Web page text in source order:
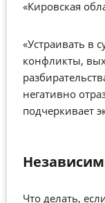
«Кировская
«Устраивать в
конфликты,
негативно
подчеркивает
Что делать,